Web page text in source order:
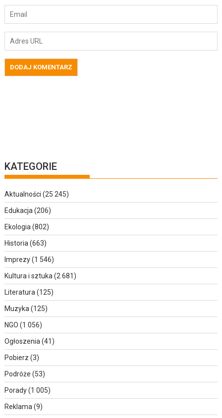
KATEGORIE
Aktualności (25 245)
Edukacja (206)
Ekologia (802)
Historia (663)
Imprezy(1 546)
Kultura i sztuka (2 681)
Literatura (125)
Muzyka (125)
NGO (1 056)
Ogłoszenia (41)
Pobierz (3)
Podróże (53)
Porady(1 005)
Reklama (9)